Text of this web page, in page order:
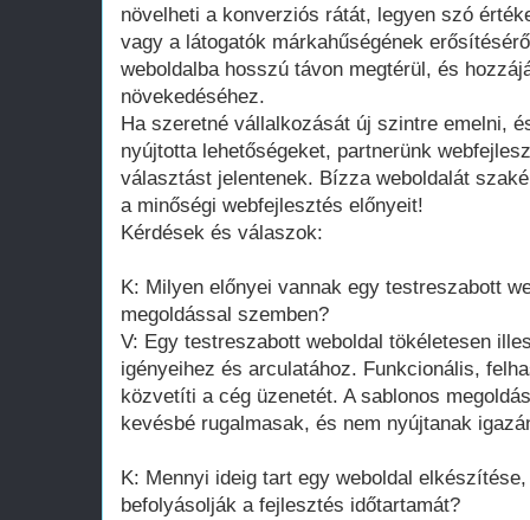
növelheti a konverziós rátát, legyen szó
vagy a látogatók márkahűségének
weboldalba hosszú távon megtérül, és
növekedéséhez.
Ha szeretné vállalkozását új szintre emelni,
nyújtotta lehetőségeket, partnerünk
választást jelentenek. Bízza weboldalát
a minőségi webfejlesztés előnyeit!
Kérdések és válaszok:
K: Milyen előnyei vannak egy testreszabott
megoldással szemben?
V: Egy testreszabott weboldal tökéletesen
igényeihez és arculatához. Funkcionális,
közvetíti a cég üzenetét. A sablonos
kevésbé rugalmasak, és nem nyújtanak
K: Mennyi ideig tart egy weboldal
befolyásolják a fejlesztés időtartamát?